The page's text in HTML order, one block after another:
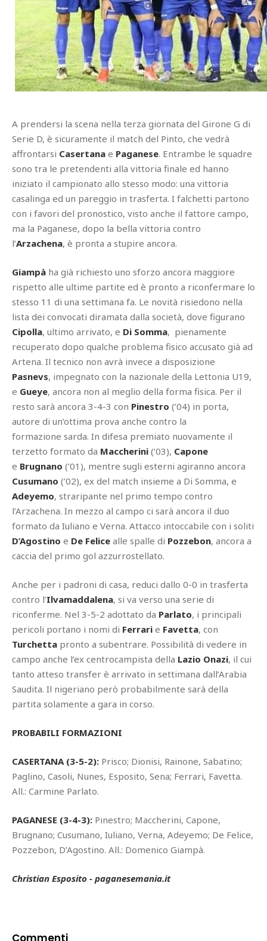
A prendersi la scena nella terza giornata del Girone G di
Serie D, è sicuramente il match del Pinto, che vedrà
affrontarsi Casertana e Paganese. Entrambe le squadre
sono tra le pretendenti alla vittoria finale ed hanno
iniziato il campionato allo stesso modo: una vittoria
casalinga ed un pareggio in trasferta. I falchetti partono
con i favori del pronostico, visto anche il fattore campo,
ma la Paganese, dopo la bella vittoria contro
l’Arzachena, è pronta a stupire ancora.
Giampà ha già richiesto uno sforzo ancora maggiore
rispetto alle ultime partite ed è pronto a riconfermare lo
stesso 11 di una settimana fa. Le novità risiedono nella
lista dei convocati diramata dalla società, dove figurano
Cipolla, ultimo arrivato, e Di Somma, pienamente
recuperato dopo qualche problema fisico accusato già ad
Artena. Il tecnico non avrà invece a disposizione
Pasnevs, impegnato con la nazionale della Lettonia U19,
e Gueye, ancora non al meglio della forma fisica. Per il
resto sarà ancora 3-4-3 con Pinestro (’04) in porta,
autore di un’ottima prova anche contro la
formazione sarda. In difesa premiato nuovamente il
terzetto formato da Maccherini (’03), Capone
e Brugnano (’01), mentre sugli esterni agiranno ancora
Cusumano (’02), ex del match insieme a Di Somma, e
Adeyemo, straripante nel primo tempo contro
l’Arzachena. In mezzo al campo ci sarà ancora il duo
formato da Iuliano e Verna. Attacco intoccabile con i soliti
D’Agostino e De Felice alle spalle di Pozzebon, ancora a
caccia del primo gol azzurrostellato.
Anche per i padroni di casa, reduci dallo 0-0 in trasferta
contro l’Ilvamaddalena, si va verso una serie di
riconferme. Nel 3-5-2 adottato da Parlato, i principali
pericoli portano i nomi di Ferrari e Favetta, con
Turchetta pronto a subentrare. Possibilità di vedere in
campo anche l’ex centrocampista della Lazio Onazi, il cui
tanto atteso transfer è arrivato in settimana dall’Arabia
Saudita. Il nigeriano però probabilmente sarà della
partita solamente a gara in corso.
PROBABILI FORMAZIONI
CASERTANA (3-5-2): Prisco; Dionisi, Rainone, Sabatino;
Paglino, Casoli, Nunes, Esposito, Sena; Ferrari, Favetta.
All.: Carmine Parlato.
PAGANESE (3-4-3): Pinestro; Maccherini, Capone,
Brugnano; Cusumano, Iuliano, Verna, Adeyemo; De Felice,
Pozzebon, D’Agostino. All.: Domenico Giampà.
Christian Esposito - paganesemania.it